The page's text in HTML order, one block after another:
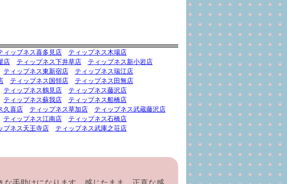
ィップネス喜多見店
ティップネス木場店
店 ティップネス下井草店
ティップネス新小岩店
ティップネス東新宿店
ティップネス瑞江店
ティップネス国領店
ティップネス田無店
ティップネス鶴見店
ティップネス藤沢店
ティップネス蘇我店
ティップネス船橋店
久喜店 ティップネス草加店
ティップネス武蔵藤沢店
ティップネス江南店
ティップネス石橋店
プネス天王寺店 ティップネス武庫之荘店